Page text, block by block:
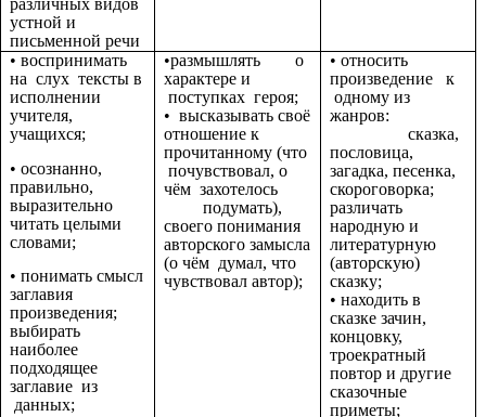
различных видов
устной и
письменной речи
• воспринимать
на слух тексты в
исполнении
учителя,
учащихся;
• осознанно,
правильно,
выразительно
читать целыми
словами;
• понимать смысл
заглавия
произведения;
выбирать
наиболее
подходящее
заглавие из
данных;
•размышлять о
характере и
поступках героя;
• высказывать своё
отношение к
прочитанному (что
почувствовал, о
чём захотелось
подумать),
своего понимания
авторского замысла
(о чём думал, что
чувствовал автор);
• относить
произведение к
одному из
жанров:
сказка,
пословица,
загадка, песенка,
скороговорка;
различать
народную и
литературную
(авторскую)
сказку;
• находить в
сказке зачин,
концовку,
троекратный
повтор и другие
сказочные
приметы;